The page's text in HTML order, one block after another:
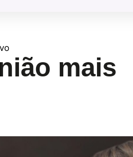
mais